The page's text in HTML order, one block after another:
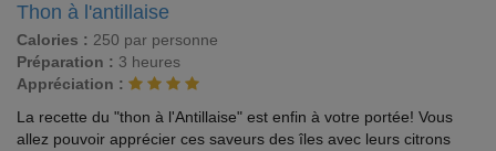
Thon à l'antillaise
Calories : 250 par personne
Préparation : 3 heures
Appréciation :
La recette du "thon à l'Antillaise" est enfin à votre portée! Vous
allez pouvoir apprécier ces saveurs des îles avec leurs citrons